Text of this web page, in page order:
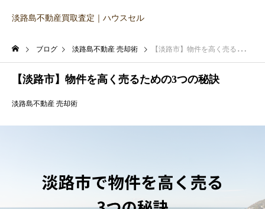
淡路島不動産買取査定｜ハウスセル
ブログ 淡路島不動産 売却術 【淡路市】物件を高く売るための3つの秘訣
【淡路市】物件を高く売るための3つの秘訣
淡路島不動産 売却術